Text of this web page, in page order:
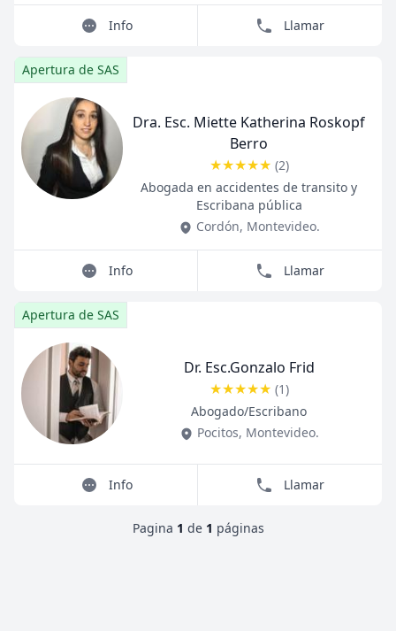
Info Llamar
Apertura de SAS
Dra. Esc. Miette Katherina Roskopf
Berro
★★★★★ (2)
TitleAbogada en accidentes de transito y
Escribana pública
Cordón, Montevideo.
Role
Info Llamar
Apertura de SAS
Dr. Esc.Gonzalo Frid
★★★★★ (1)
Abogado/Escribano
Pocitos, Montevideo.
Info Llamar
Pagina 1 de 1 páginas